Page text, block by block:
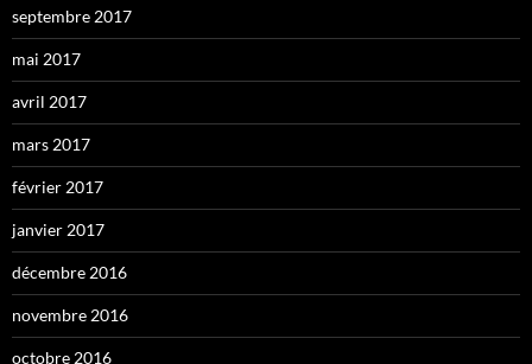
septembre 2017
mai 2017
avril 2017
mars 2017
février 2017
janvier 2017
décembre 2016
novembre 2016
octobre 2016